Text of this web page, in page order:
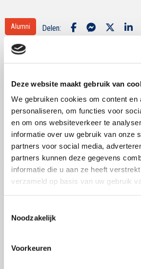
Deze website maakt gebruik van
We gebruiken cookies om content en
personaliseren, om functies voor
en om ons websiteverkeer te
informatie over uw gebruik van onze
partners voor social media,
partners kunnen deze gegevens
informatie die u aan ze heeft
verzameld op basis van uw gebruik
Noodzakelijk
Voorkeuren
Alumni Delen:
Rob Verhaar heeft zich vanuit zijn
jarenlang actief ingezet als voorzitter
Advies van SWOCC. Nadat hij in
ging, bleef hij nog enige tijd in die
betrokken bij de stichting.
Mail mij 1x per maand
communicatie